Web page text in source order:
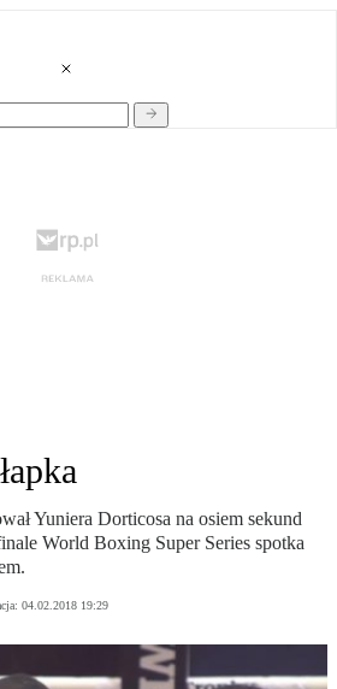
Yuniera Dorticosa na osiem sekund
World Boxing Super Series spotka
04.02.2018 19:29